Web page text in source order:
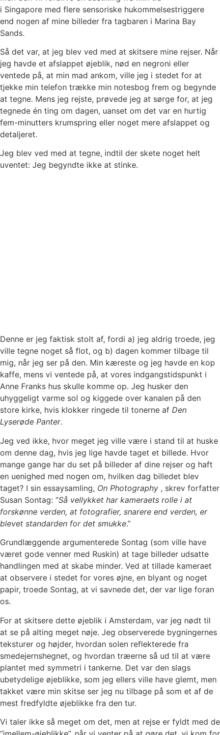
i Singapore med flere sensoriske hukommelsestriggere
end nogen af ​​mine billeder fra tagbaren i Marina Bay
Sands.
Så det var, at jeg blev ved med at skitsere mine rejser. Når
jeg havde et afslappet øjeblik, nød en negroni eller
ventede på, at min mad ankom, ville jeg i stedet for at
tjekke min telefon trække min notesbog frem og begynde
at tegne. Mens jeg rejste, prøvede jeg at sørge for, at jeg
tegnede én ting om dagen, uanset om det var en hurtig
fem-minutters krumspring eller noget mere afslappet og
detaljeret.
Jeg blev ved med at tegne, indtil der skete noget helt
uventet: Jeg begyndte ikke at stinke.
Denne er jeg faktisk stolt af, fordi a) jeg aldrig troede, jeg
ville tegne noget så flot, og b) dagen kommer tilbage til
mig, når jeg ser på den. Min kæreste og jeg havde en kop
kaffe, mens vi ventede på, at vores indgangstidspunkt i
Anne Franks hus skulle komme op. Jeg husker den
uhyggeligt varme sol og kiggede over kanalen på den
store kirke, hvis klokker ringede til tonerne af Den
Lyserøde Panter.
Jeg ved ikke, hvor meget jeg ville være i stand til at huske
om denne dag, hvis jeg lige havde taget et billede. Hvor
mange gange har du set på billeder af dine rejser og haft
en uenighed med nogen om, hvilken dag billedet blev
taget? I sin essaysamling, On Photography , skrev forfatter
Susan Sontag: “Så vellykket har kameraets rolle i at
forskønne verden, at fotografier, snarere end verden, er
blevet standarden for det smukke.”
Grundlæggende argumenterede Sontag (som ville have
været gode venner med Ruskin) at tage billeder udsatte
handlingen med at skabe minder. Ved at tillade kameraet
at observere i stedet for vores øjne, en blyant og noget
papir, troede Sontag, at vi savnede det, der var lige foran
os.
For at skitsere dette øjeblik i Amsterdam, var jeg nødt til
at se på alting meget nøje. Jeg observerede bygningernes
teksturer og højder, hvordan solen reflekterede fra
smedejernshegnet, og hvordan træerne så ud til at være
plantet med symmetri i tankerne. Det var den slags
ubetydelige øjeblikke, som jeg ellers ville have glemt, men
takket være min skitse ser jeg nu tilbage på som et af de
mest fredfyldte øjeblikke fra den tur.
Vi taler ikke så meget om det, men at rejse er fyldt med de